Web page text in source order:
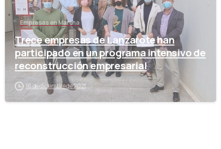
Empresas en Marcha
Trece empresas de Lanzarote han
participado en un programa intensivo de
reconstrucción empresarial
16 de diciembre de 2021